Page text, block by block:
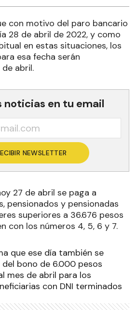
con motivo del paro bancario
28 de abril de 2022, y como
en estas situaciones, los
esa fecha serán
abril.
noticias en tu email
NEWSLETTER
27 de abril se paga a
pensionados y pensionadas
superiores a 36.676 pesos
con los números 4, 5, 6 y 7.
que ese día también se
bono de 6.000 pesos
mes de abril para los
con DNI terminados